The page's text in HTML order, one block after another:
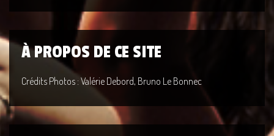
À PROPOS DE CE SITE
Crédits Photos : Valérie Debord, Bruno Le Bonnec